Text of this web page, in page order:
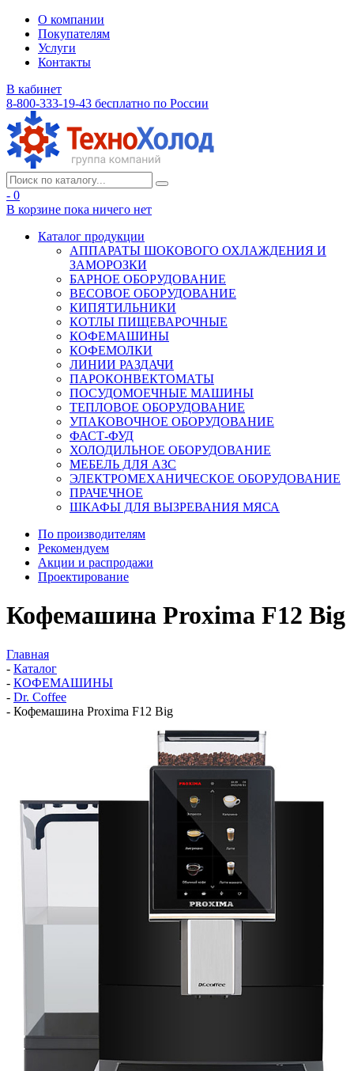
О компании
Покупателям
Услуги
Контакты
В кабинет
8-800-333-19-43 бесплатно по России
- 0
В корзине пока ничего нет
Каталог продукции
АППАРАТЫ ШОКОВОГО ОХЛАЖДЕНИЯ И
ЗАМОРОЗКИ
БАРНОЕ ОБОРУДОВАНИЕ
ВЕСОВОЕ ОБОРУДОВАНИЕ
КИПЯТИЛЬНИКИ
КОТЛЫ ПИЩЕВАРОЧНЫЕ
КОФЕМАШИНЫ
КОФЕМОЛКИ
ЛИНИИ РАЗДАЧИ
ПАРОКОНВЕКТОМАТЫ
ПОСУДОМОЕЧНЫЕ МАШИНЫ
ТЕПЛОВОЕ ОБОРУДОВАНИЕ
УПАКОВОЧНОЕ ОБОРУДОВАНИЕ
ФАСТ-ФУД
ХОЛОДИЛЬНОЕ ОБОРУДОВАНИЕ
МЕБЕЛЬ ДЛЯ АЗС
ЭЛЕКТРОМЕХАНИЧЕСКОЕ ОБОРУДОВАНИЕ
ПРАЧЕЧНОЕ
ШКАФЫ ДЛЯ ВЫЗРЕВАНИЯ МЯСА
По производителям
Рекомендуем
Акции и распродажи
Проектирование
Кофемашина Proxima F12 Big
Главная
- Каталог
- КОФЕМАШИНЫ
- Dr. Coffee
- Кофемашина Proxima F12 Big